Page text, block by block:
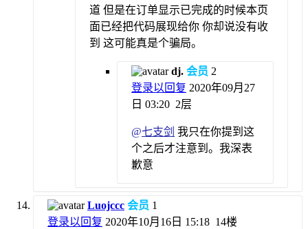
道 但是在订单显示已完成的时候本页
面已经把代码展现给你 你却说没有收
到 这可能真是个骗局。
dj. 会员 2
登录以回复 2020年09月27
日 03:20 2层
@七支剑 我只在你提到这
个之后才注意到。我深表
歉意
Luojccc 会员 1
登录以回复 2020年10月16日 15:18 14楼